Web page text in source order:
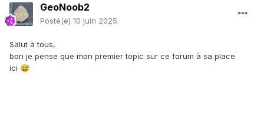
GeoNoob2
Posté(e) 10 juin 2025
Salut à tous,
bon je pense que mon premier topic sur ce forum à sa place
ici 😅